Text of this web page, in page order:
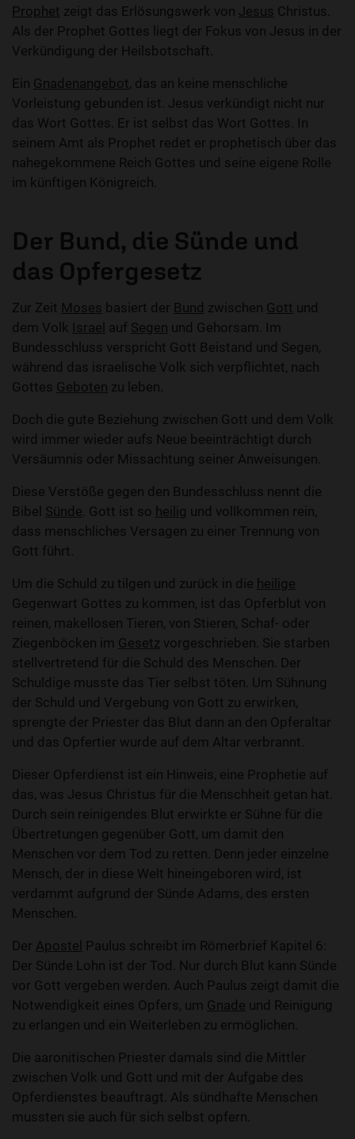
Prophet zeigt das Erlösungswerk von Jesus Christus.
Als der Prophet Gottes liegt der Fokus von Jesus in der
Verkündigung der Heilsbotschaft.
Ein Gnadenangebot, das an keine menschliche
Vorleistung gebunden ist. Jesus verkündigt nicht nur
das Wort Gottes. Er ist selbst das Wort Gottes. In
seinem Amt als Prophet redet er prophetisch über das
nahegekommene Reich Gottes und seine eigene Rolle
im künftigen Königreich.
Der Bund, die Sünde und
das Opfergesetz
Zur Zeit Moses basiert der Bund zwischen Gott und
dem Volk Israel auf Segen und Gehorsam. Im
Bundesschluss verspricht Gott Beistand und Segen,
während das israelische Volk sich verpflichtet, nach
Gottes Geboten zu leben.
Doch die gute Beziehung zwischen Gott und dem Volk
wird immer wieder aufs Neue beeinträchtigt durch
Versäumnis oder Missachtung seiner Anweisungen.
Diese Verstöße gegen den Bundesschluss nennt die
Bibel Sünde . Gott ist so heilig und vollkommen rein,
dass menschliches Versagen zu einer Trennung von
Gott führt.
Um die Schuld zu tilgen und zurück in die heilige
Gegenwart Gottes zu kommen, ist das Opferblut von
reinen, makellosen Tieren, von Stieren, Schaf- oder
Ziegenböcken im Gesetz vorgeschrieben. Sie starben
stellvertretend für die Schuld des Menschen. Der
Schuldige musste das Tier selbst töten. Um Sühnung
der Schuld und Vergebung von Gott zu erwirken,
sprengte der Priester das Blut dann an den Opferaltar
und das Opfertier wurde auf dem Altar verbrannt.
Dieser Opferdienst ist ein Hinweis, eine Prophetie auf
das, was Jesus Christus für die Menschheit getan hat.
Durch sein reinigendes Blut erwirkte er Sühne für die
Übertretungen gegenüber Gott, um damit den
Menschen vor dem Tod zu retten. Denn jeder einzelne
Mensch, der in diese Welt hineingeboren wird, ist
verdammt aufgrund der Sünde Adams, des ersten
Menschen.
Der Apostel Paulus schreibt im Römerbrief Kapitel 6:
Der Sünde Lohn ist der Tod. Nur durch Blut kann Sünde
vor Gott vergeben werden. Auch Paulus zeigt damit die
Notwendigkeit eines Opfers, um Gnade und Reinigung
zu erlangen und ein Weiterleben zu ermöglichen.
Die aaronitischen Priester damals sind die Mittler
zwischen Volk und Gott und mit der Aufgabe des
Opferdienstes beauftragt. Als sündhafte Menschen
mussten sie auch für sich selbst opfern.